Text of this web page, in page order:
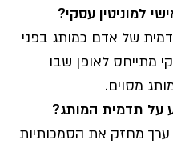
למוניטין עסקי?
של אדם כמותג בפני
מתייחס לאופן שבו
מסוים.
על תדמית המותג?
ערך מחזק את הסמכותיות